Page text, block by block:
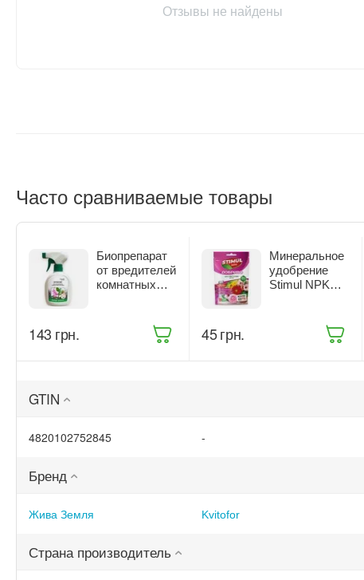
Отзывы не найдены
Часто сравниваемые товары
Биопрепарат
от вредителей
комнатных
спрей 300 мл
‍143‍ грн.
Минеральное
удобрение
Stimul NPK
‍45‍грн.
GTIN
4820102752845 -
Бренд
Жива Земля Kvitofor
Страна производитель